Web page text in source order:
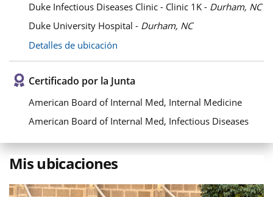
Duke Infectious Diseases Clinic - Clinic 1K - Durham, NC
Duke University Hospital - Durham, NC
Detalles de ubicación
Certificado por la Junta
American Board of Internal Med, Internal Medicine
American Board of Internal Med, Infectious Diseases
Mis ubicaciones